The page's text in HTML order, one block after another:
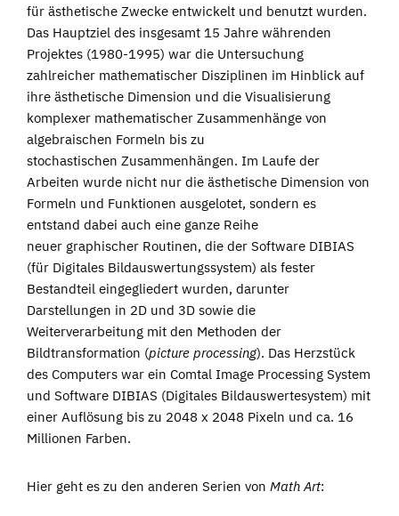
für ästhetische Zwecke entwickelt und benutzt wurden.
Das Hauptziel des insgesamt 15 Jahre währenden
Projektes (1980-1995) war die Untersuchung
zahlreicher mathematischer Disziplinen im Hinblick auf
ihre ästhetische Dimension und die Visualisierung
komplexer mathematischer Zusammenhänge von
algebraischen Formeln bis zu
stochastischen Zusammenhängen. Im Laufe der
Arbeiten wurde nicht nur die ästhetische Dimension von
Formeln und Funktionen ausgelotet, sondern es
entstand dabei auch eine ganze Reihe
neuer graphischer Routinen, die der Software DIBIAS
(für Digitales Bildauswertungssystem) als fester
Bestandteil eingegliedert wurden, darunter
Darstellungen in 2D und 3D sowie die
Weiterverarbeitung mit den Methoden der
Bildtransformation (picture processing). Das Herzstück
des Computers war ein Comtal Image Processing System
und Software DIBIAS (Digitales Bildauswertesystem) mit
einer Auflösung bis zu 2048 x 2048 Pixeln und ca. 16
Millionen Farben.
Hier geht es zu den anderen Serien von Math Art: